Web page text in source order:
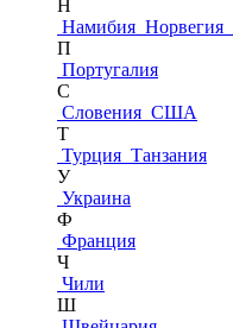
Н
Намибия Норвегия
П
Португалия
С
Словения США
Т
Турция Танзания
У
Украина
Ф
Франция
Ч
Чили
Ш